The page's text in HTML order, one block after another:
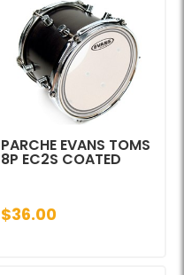
PARCHE EVANS TOMS
8P EC2S COATED
$36.00